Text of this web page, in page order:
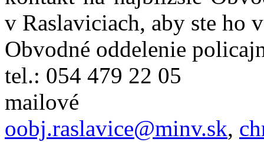
v Raslaviciach, aby ste ho
Obvodné oddelenie
tel.: 054 479 22 05
oobj.raslavice@minv.sk,